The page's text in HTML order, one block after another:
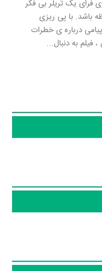
فرای یک تریلر بی فکر
باشد. با پی ریزی
درباره ی خطرات
فیلم به دنبال...